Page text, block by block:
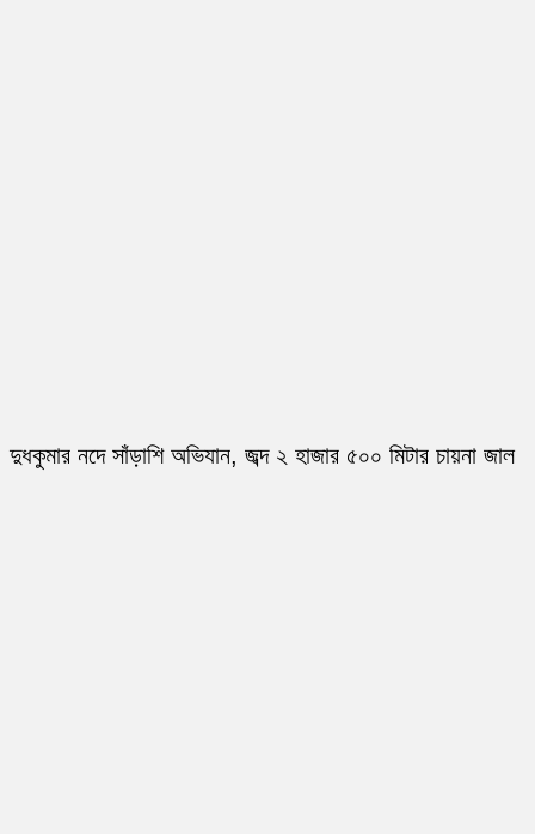
দুধকুমার নদে সাঁড়াশি অভিযান, জব্দ ২ হাজার ৫০০ মিটার চায়না জাল